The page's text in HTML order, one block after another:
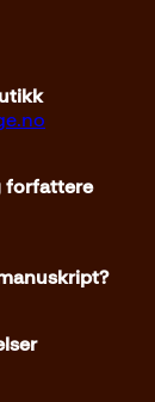
forfattere